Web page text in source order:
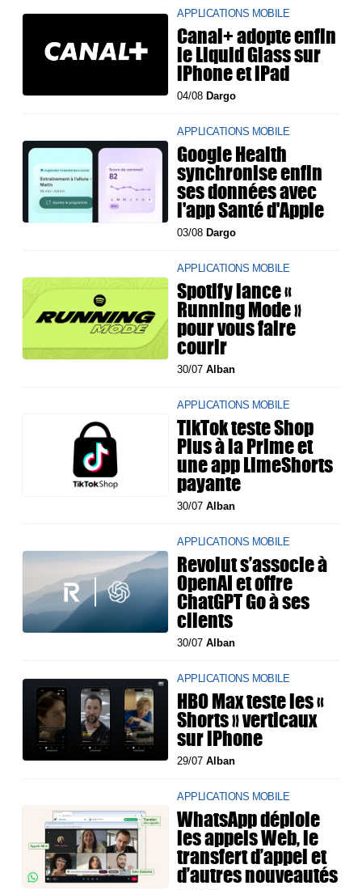
APPLICATIONS MOBILE
Canal+ adopte enfin
le Liquid Glass sur
iPhone et iPad
04/08Dargo
APPLICATIONS MOBILE
Google Health
synchronise enfin
ses données avec
l'app Santé d'Apple
03/08Dargo
APPLICATIONS MOBILE
Spotify lance «
Running Mode »
pour vous faire
courir
30/07Alban
APPLICATIONS MOBILE
TikTok teste Shop
Plus à la Prime et
une app LimeShorts
payante
30/07Alban
APPLICATIONS MOBILE
Revolut s’associe à
OpenAI et offre
ChatGPT Go à ses
clients
30/07Alban
APPLICATIONS MOBILE
HBO Max teste les «
Shorts » verticaux
sur iPhone
29/07Alban
APPLICATIONS MOBILE
WhatsApp déploie
les appels Web, le
transfert d’appel et
d’autres nouveautés